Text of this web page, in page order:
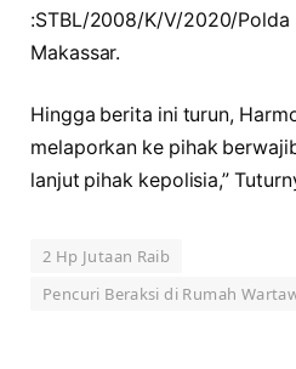
:STBL/2008/K/V/2020/Polda
Makassar.
Hingga berita ini turun,
melaporkan ke pihak
lanjut pihak kepolisia,”
2 Hp Jutaan Raib
Pencuri Beraksi di Rumah